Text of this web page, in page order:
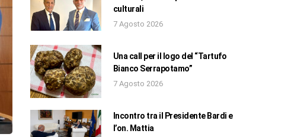
culturali
7 Agosto 2026
Una call per il logo del “Tartufo
Bianco Serrapotamo”
7 Agosto 2026
Incontro tra il Presidente Bardi e
l’on. Mattia